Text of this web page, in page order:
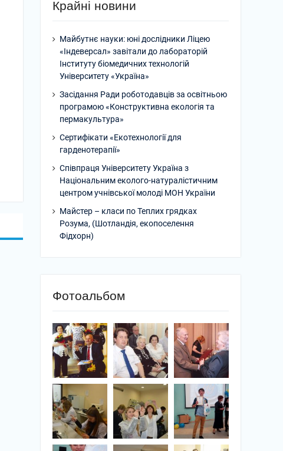
Крайні новини
Майбутнє науки: юні дослідники Ліцею
«Індеверсал» завітали до лабораторій
Інституту біомедичних технологій
Університету «Україна»
Засідання Ради роботодавців за освітньою
програмою «Конструктивна екологія та
пермакультура»
Сертифікати «Екотехнології для
гарденотерапії»
Співпраця Університету Україна з
Національним еколого-натуралістичним
центром учнівської молоді МОН України
Майстер – класи по Теплих грядках
Розума, (Шотландія, екопоселення
Фідхорн)
Фотоальбом